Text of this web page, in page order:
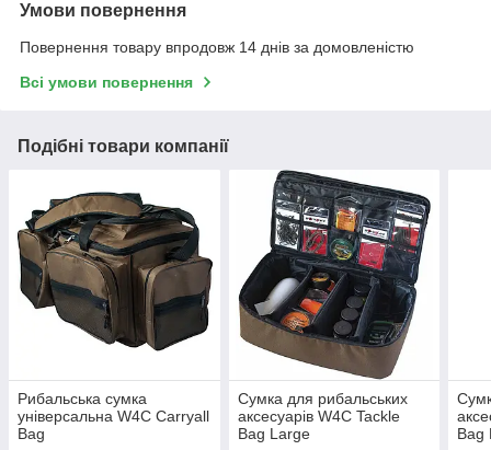
Умови повернення
Повернення товару впродовж 14 днів за домовленістю
Всі умови повернення
Подібні товари компанії
Рибальська сумка
універсальна W4C Carryall
Bag
Сумка для рибальських
аксесуарів W4C Tackle
Bag Large
Bag